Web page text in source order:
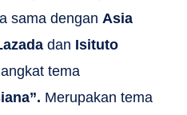
sama dengan Asia
dan Isituto
tema
Merupakan tema